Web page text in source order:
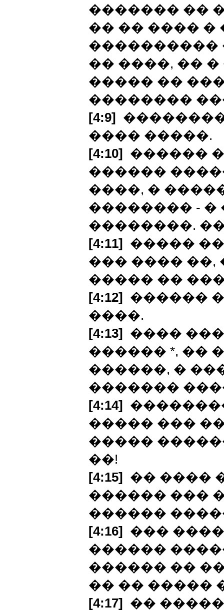
������� ��
�� �� ���� �
����������
�� ����, ��
����� ��
��������
[4:9]
���� �����.
[4:10] ������
������
����, �
�������� - �
��������.
[4:11] �����
��� ���� ��,
����� ��
[4:12] ������
����.
[4:13] ����
������ *, ��
������, �
�������
[4:14]
����� ���
�����
��!
[4:15] �� ����
������ ���
������
[4:16] ���
������
������ ��
�� �� �����
[4:17] ��